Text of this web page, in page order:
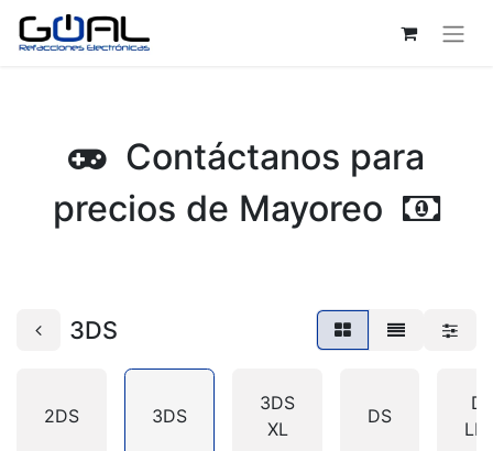
Contáctanos para
precios de Mayoreo
3DS
2DS 3DS
3DS
XL
DS